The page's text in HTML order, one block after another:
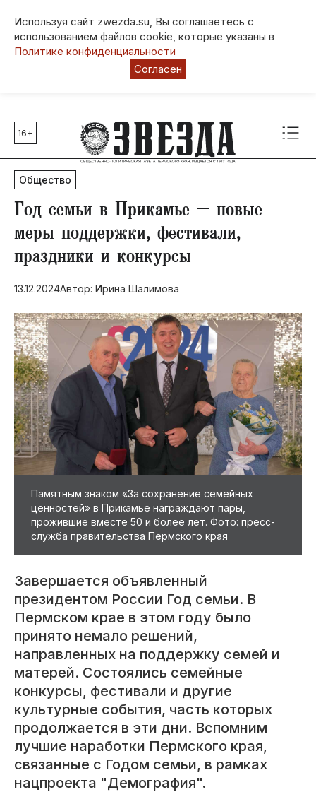
Используя сайт zwezda.su, Вы соглашаетесь с
использованием файлов cookie, которые указаны в
Политике конфиденциальности
Согласен
Главные темы
80 лет Победы
Молодежная столица РФ
СВО
Социальная поддержка
Инфраструктура
Благоустройство
16+
Общество
Год семьи в Прикамье – новые
меры поддержки, фестивали,
праздники и конкурсы
13.12.2024Автор: Ирина Шалимова
Памятным знаком «За сохранение семейных
ценностей» в Прикамье награждают пары,
прожившие вместе 50 и более лет. Фото: пресс-
служба правительства Пермского края
Завершается объявленный
президентом России Год семьи. В
Пермском крае в этом году было
принято немало решений,
направленных на поддержку семей и
матерей. Состоялись семейные
конкурсы, фестивали и другие
культурные события, часть которых
продолжается в эти дни. Вспомним
лучшие наработки Пермского края,
связанные с Годом семьи, в рамках
нацпроекта "Демография".